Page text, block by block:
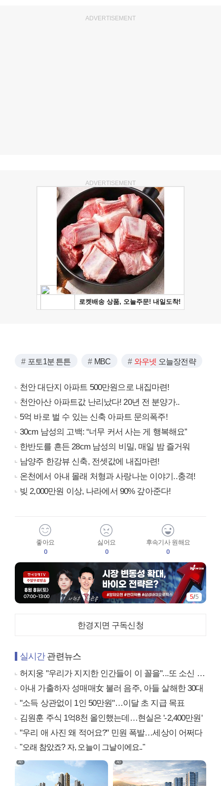
ADVERTISEMENT
ADVERTISEMENT
포토1분 튼튼 MBC 와우넷 오늘장전략
천안 대단지 아파트 500만원으로 내집마련!
천안아산 아파트값 난리났다! 20년 전 분양가..
5억 바로 벌 수 있는 신축 아파트 문의폭주!
30cm 남성의 고백: “너무 커서 사는 게 행복해요”
한반도를 흔든 28cm 남성의 비밀, 매일 밤 즐거워
남양주 한강뷰 신축, 전셋값에 내집마련!
온천에서 아내 몰래 처형과 사랑나눈 이야기..충격!
빚 2,000만원 이상, 나라에서 90% 갚아준다!
좋아요
0
싫어요
0
후속기사 원해요
0
5/5
한경지면 구독신청
실시간관련뉴스
허지웅 "우리가 지지한 인간들이 이 꼴을"...또 소신 발언
아내 가출하자 성매매女 불러 음주, 아들 살해한 30대
"소득 상관없이 1인 50만원"…이달 초 지급 목표
김원훈 주식 1억8천 올인했는데…현실은 '-2,400만원'
"우리 애 사진 왜 적어요?" 민원 폭발…세상이 어쩌다
"오래 참았죠? 자, 오늘이 그날이에요.."